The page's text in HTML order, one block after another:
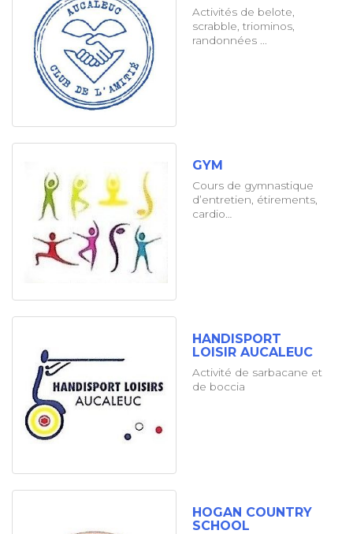
Activités de belote,
scrabble, triominos,
randonnées ...
GYM
Cours de gymnastique
d’entretien, étirements,
cardio…
HANDISPORT
LOISIR AUCALEUC
Activité de sarbacane et
de boccia
HOGAN COUNTRY
SCHOOL